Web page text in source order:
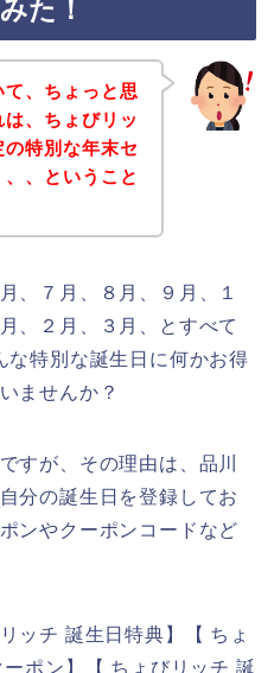
た！
、ちょっと思
、ちょびリッ
特別な年末セ
、ということ
、７月、８月、９月、１
、２月、３月、とすべて
な特別な誕生日に何かお得
ませんか？
すが、その理由は、品川
分の誕生日を登録してお
ンやクーポンコードなど
ッチ 誕生日特典】【 ちょ
ポン】【 ちょびリッチ 誕